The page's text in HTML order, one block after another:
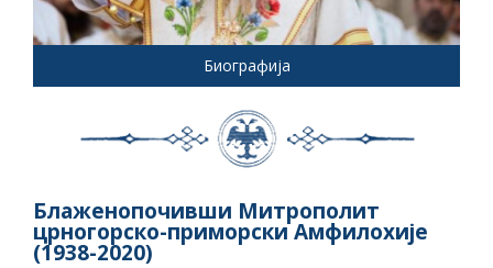
Биографија
Блаженопочивши Митрополит
црногорско-приморски Амфилохије
(1938-2020)